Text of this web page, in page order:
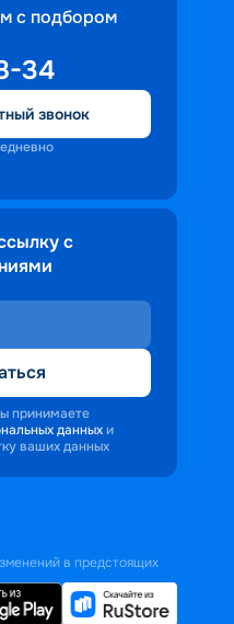
с подбором
34
звонок
с
принимаете
данных и
ваших данных
в предстоящих